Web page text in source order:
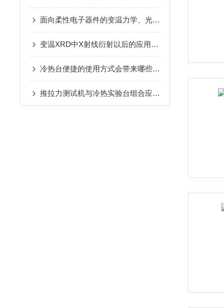
面向柔性电子器件的变温力学、光学、电学测试
变温XRD中X射线衍射以后的应用要是几方面
冷热台便捷的使用方式会带来哪些好处
推拉力测试机与冷热实验台组合应用：锡球剪切力测试在定点温度下的效能分析